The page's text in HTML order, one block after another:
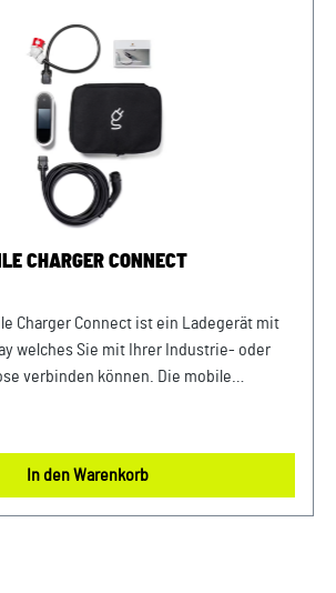
CHARGER CONNECT
Charger Connect ist ein Ladegerät mit
welches Sie mit Ihrer Industrie- oder
verbinden können. Die mobile
nicht festverdrahtet werden. Er verfügt
konfigurieren und bedienen sowie bei
erhältlichen Wandhalterung zu
In den Warenkorb